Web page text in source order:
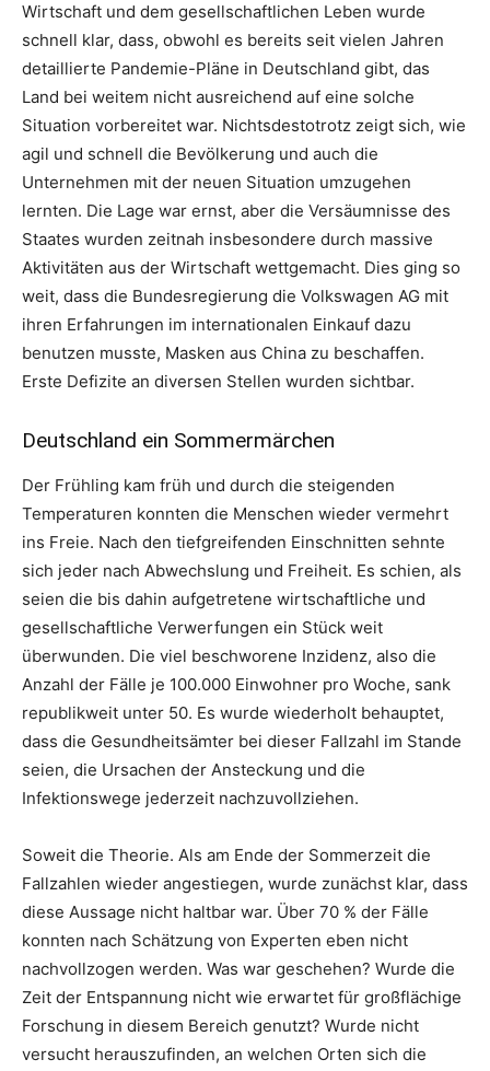
Wirtschaft und dem gesellschaftlichen Leben wurde
schnell klar, dass, obwohl es bereits seit vielen Jahren
detaillierte Pandemie-Pläne in Deutschland gibt, das
Land bei weitem nicht ausreichend auf eine solche
Situation vorbereitet war. Nichtsdestotrotz zeigt sich, wie
agil und schnell die Bevölkerung und auch die
Unternehmen mit der neuen Situation umzugehen
lernten. Die Lage war ernst, aber die Versäumnisse des
Staates wurden zeitnah insbesondere durch massive
Aktivitäten aus der Wirtschaft wettgemacht. Dies ging so
weit, dass die Bundesregierung die Volkswagen AG mit
ihren Erfahrungen im internationalen Einkauf dazu
benutzen musste, Masken aus China zu beschaffen.
Erste Defizite an diversen Stellen wurden sichtbar.
Deutschland ein Sommermärchen
Der Frühling kam früh und durch die steigenden
Temperaturen konnten die Menschen wieder vermehrt
ins Freie. Nach den tiefgreifenden Einschnitten sehnte
sich jeder nach Abwechslung und Freiheit. Es schien, als
seien die bis dahin aufgetretene wirtschaftliche und
gesellschaftliche Verwerfungen ein Stück weit
überwunden. Die viel beschworene Inzidenz, also die
Anzahl der Fälle je 100.000 Einwohner pro Woche, sank
republikweit unter 50. Es wurde wiederholt behauptet,
dass die Gesundheitsämter bei dieser Fallzahl im Stande
seien, die Ursachen der Ansteckung und die
Infektionswege jederzeit nachzuvollziehen.
Soweit die Theorie. Als am Ende der Sommerzeit die
Fallzahlen wieder angestiegen, wurde zunächst klar, dass
diese Aussage nicht haltbar war. Über 70 % der Fälle
konnten nach Schätzung von Experten eben nicht
nachvollzogen werden. Was war geschehen? Wurde die
Zeit der Entspannung nicht wie erwartet für großflächige
Forschung in diesem Bereich genutzt? Wurde nicht
versucht herauszufinden, an welchen Orten sich die